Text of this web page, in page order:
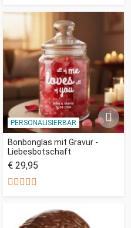
PERSONALISIERBAR
Bonbonglas mit Gravur -
Liebesbotschaft
€ 29,95